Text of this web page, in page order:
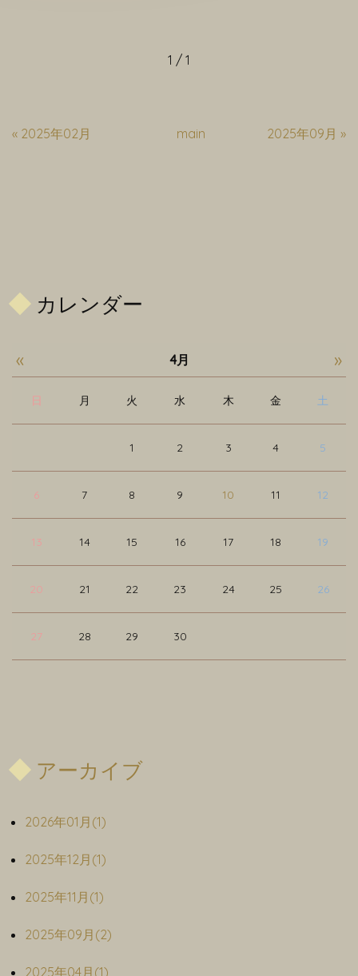
1 / 1
« 2025年02月 main 2025年09月 »
カレンダー
« 4月 »
日 月 火 水 木 金 土
1 2 3 4 5
6 7 8 9 10 11 12
13 14 15 16 17 18 19
20 21 22 23 24 25 26
27 28 29 30
アーカイブ
2026年01月(1)
2025年12月(1)
2025年11月(1)
2025年09月(2)
2025年04月(1)